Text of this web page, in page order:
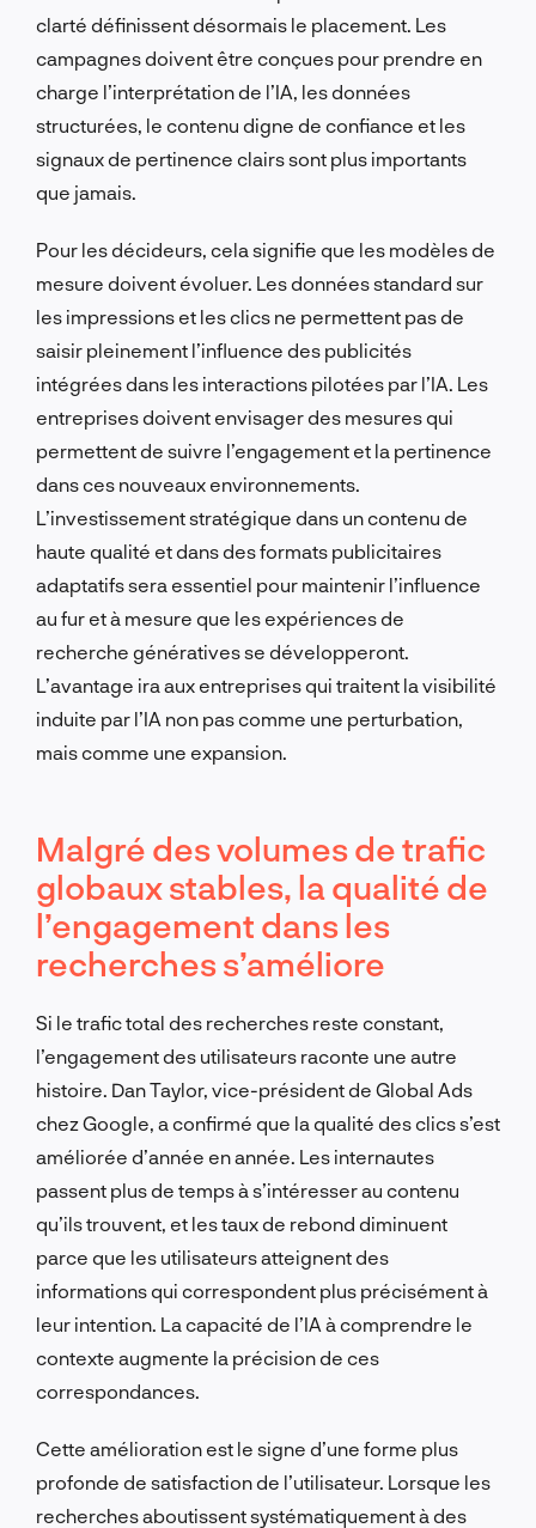
clarté définissent désormais le placement. Les
campagnes doivent être conçues pour prendre en
charge l’interprétation de l’IA, les données
structurées, le contenu digne de confiance et les
signaux de pertinence clairs sont plus importants
que jamais.
Pour les décideurs, cela signifie que les modèles de
mesure doivent évoluer. Les données standard sur
les impressions et les clics ne permettent pas de
saisir pleinement l’influence des publicités
intégrées dans les interactions pilotées par l’IA. Les
entreprises doivent envisager des mesures qui
permettent de suivre l’engagement et la pertinence
dans ces nouveaux environnements.
L’investissement stratégique dans un contenu de
haute qualité et dans des formats publicitaires
adaptatifs sera essentiel pour maintenir l’influence
au fur et à mesure que les expériences de
recherche génératives se développeront.
L’avantage ira aux entreprises qui traitent la visibilité
induite par l’IA non pas comme une perturbation,
mais comme une expansion.
Malgré des volumes de trafic
globaux stables, la qualité de
l’engagement dans les
recherches s’améliore
Si le trafic total des recherches reste constant,
l’engagement des utilisateurs raconte une autre
histoire. Dan Taylor, vice-président de Global Ads
chez Google, a confirmé que la qualité des clics s’est
améliorée d’année en année. Les internautes
passent plus de temps à s’intéresser au contenu
qu’ils trouvent, et les taux de rebond diminuent
parce que les utilisateurs atteignent des
informations qui correspondent plus précisément à
leur intention. La capacité de l’IA à comprendre le
contexte augmente la précision de ces
correspondances.
Cette amélioration est le signe d’une forme plus
profonde de satisfaction de l’utilisateur. Lorsque les
recherches aboutissent systématiquement à des